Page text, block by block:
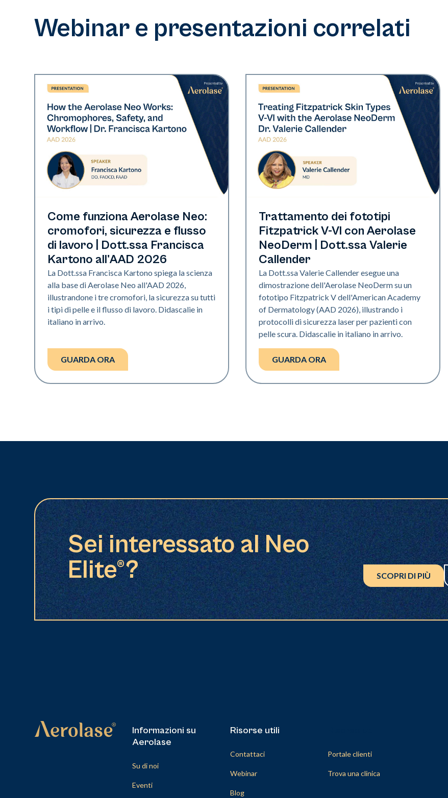
Webinar e presentazioni correlati
Neo Elite | Presentazione
Come funziona Aerolase Neo:
cromofori, sicurezza e flusso
di lavoro | Dott.ssa Francisca
Kartono all'AAD 2026
La Dott.ssa Francisca Kartono spiega la scienza
alla base di Aerolase Neo all'AAD 2026,
illustrandone i tre cromofori, la sicurezza su tutti
i tipi di pelle e il flusso di lavoro. Didascalie in
italiano in arrivo.
GUARDA ORA
Neo Elite | Presentazione
Trattamento dei fototipi
Fitzpatrick V-VI con Aerolase
NeoDerm | Dott.ssa Valerie
Callender
La Dott.ssa Valerie Callender esegue una
dimostrazione dell'Aerolase NeoDerm su un
fototipo Fitzpatrick V dell'American Academy
of Dermatology (AAD 2026), illustrando i
protocolli di sicurezza laser per pazienti con
pelle scura. Didascalie in italiano in arrivo.
GUARDA ORA
Sei interessato al Neo
Elite®?
SCOPRI DI PIÙ
Informazioni su
Aerolase
Su di noi
Eventi
Risorse utili
Contattaci
Webinar
Blog
Portale clienti
Trova una clinica